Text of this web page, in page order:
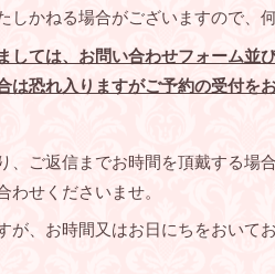
かねる場合がございますので、
ては、お問い合わせフォーム並
恐れ入りますがご予約の受付を
、ご返信までお時間を頂戴する
せくださいませ。
、お時間又はお日にちをおいて